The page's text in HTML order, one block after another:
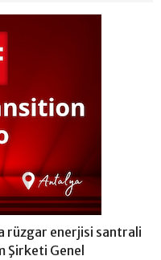
rüzgar enerjisi santrali
Şirketi Genel